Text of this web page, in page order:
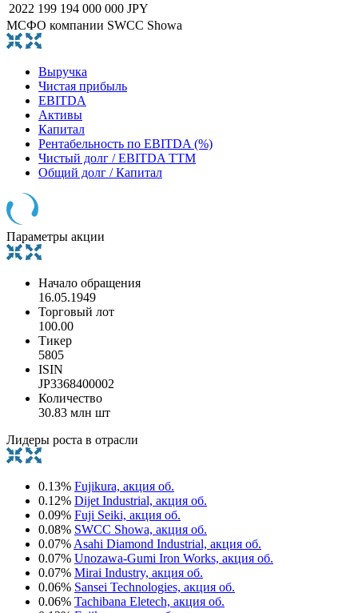
2022 199 194 000 000 JPY
МСФО компании SWCC Showa
Выручка
Чистая прибыль
EBITDA
Активы
Капитал
Рентабельность по EBITDA (%)
Чистый долг / EBITDA TTM
Общий долг / Капитал
Параметры акции
Начало обращения
16.05.1949
Торговый лот
100.00
Тикер
5805
ISIN
JP3368400002
Количество
30.83 млн шт
Лидеры роста в отрасли
0.13% Fujikura, акция об.
0.12% Dijet Industrial, акция об.
0.09% Fuji Seiki, акция об.
0.08% SWCC Showa, акция об.
0.07% Asahi Diamond Industrial, акция об.
0.07% Unozawa-Gumi Iron Works, акция об.
0.07% Mirai Industry, акция об.
0.06% Sansei Technologies, акция об.
0.06% Tachibana Eletech, акция об.